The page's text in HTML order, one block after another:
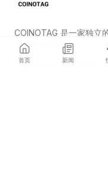
首页 新闻
COINOTAG 是一家独立
的加密货币新闻。
COINOTAG LLC · Shams